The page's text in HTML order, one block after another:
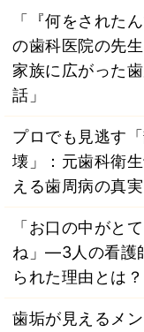
「『何をされた
の歯科医院の先
家族に広がった
話」
プロでも見逃す
壊」：元歯科衛
える歯周病の真実
「お口の中がと
ね」―3人の看護
られた理由とは？
歯垢が見えるメ